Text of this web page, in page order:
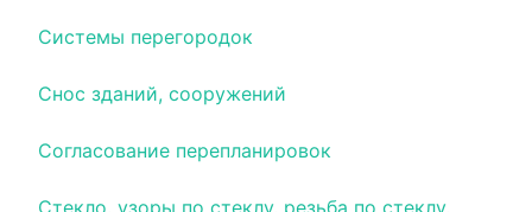
Системы перегородок
Снос зданий, сооружений
Согласование перепланировок
Стекло, узоры по стеклу, резьба по стеклу,